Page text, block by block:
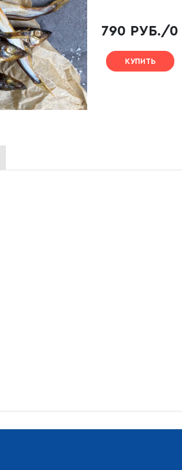
790 РУБ./0
КУПИТЬ